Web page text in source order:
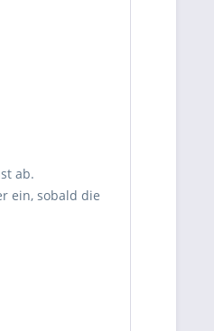
ab.
ein, sobald die